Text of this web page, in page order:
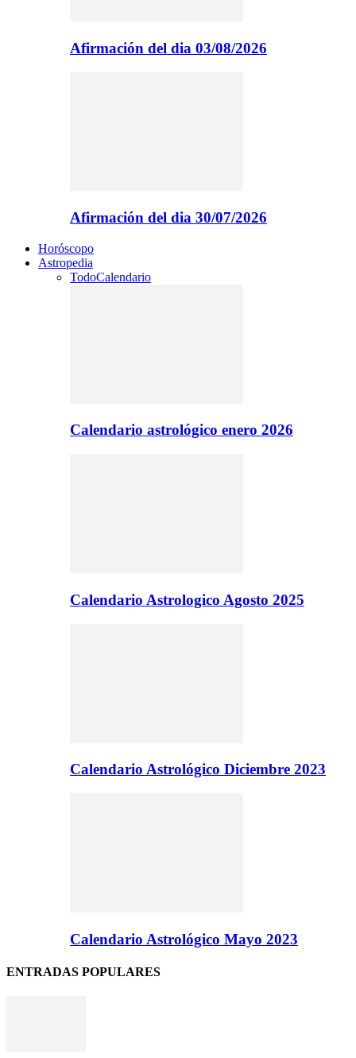
Afirmación del dia 03/08/2026
Afirmación del dia 30/07/2026
Horóscopo
Astropedia
TodoCalendario
Calendario astrológico enero 2026
Calendario Astrologico Agosto 2025
Calendario Astrológico Diciembre 2023
Calendario Astrológico Mayo 2023
ENTRADAS POPULARES